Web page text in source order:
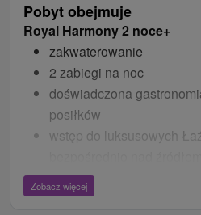
Pobyt obejmuje
Royal Harmony 2 noce+
zakwaterowanie
2 zabiegi na noc
doświadczona
posiłków
wstęp do luksusowych
na noc
nieograniczony bezpłatny
Zobacz więcej